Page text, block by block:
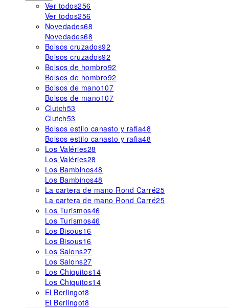
Ver todos256
Ver todos256
Novedades68
Novedades68
Bolsos cruzados92
Bolsos cruzados92
Bolsos de hombro92
Bolsos de hombro92
Bolsos de mano107
Bolsos de mano107
Clutch53
Clutch53
Bolsos estilo canasto y rafia48
Bolsos estilo canasto y rafia48
Los Valéries28
Los Valéries28
Los Bambinos48
Los Bambinos48
La cartera de mano Rond Carré25
La cartera de mano Rond Carré25
Los Turismos46
Los Turismos46
Los Bisous16
Los Bisous16
Los Salons27
Los Salons27
Los Chiquitos14
Los Chiquitos14
El Berlingot8
El Berlingot8